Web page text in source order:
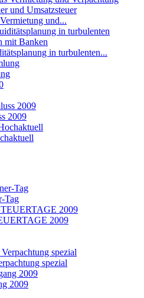
und...
in turbulenten...
2009
Tag
2009
spezial
2009